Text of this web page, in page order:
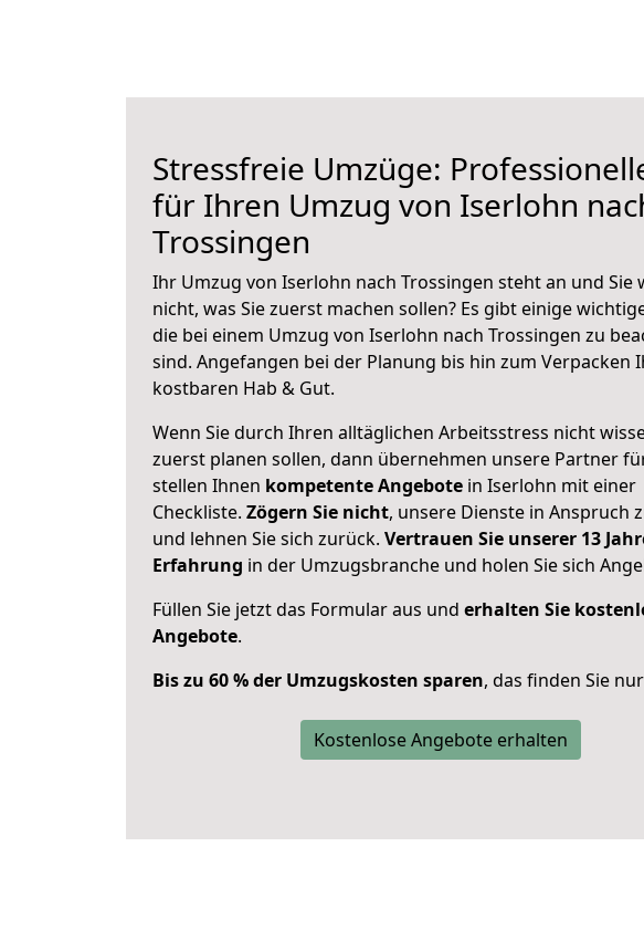
Stressfreie Umzüge:
für Ihren Umzug von Iserlohn
Trossingen
Ihr Umzug von Iserlohn nach Trossingen steht an und Sie
nicht, was Sie zuerst machen sollen? Es gibt einige
die bei einem Umzug von Iserlohn nach Trossingen zu
sind. Angefangen bei der Planung bis hin zum Verpacken
kostbaren Hab & Gut.
Wenn Sie durch Ihren alltäglichen Arbeitsstress nicht
zuerst planen sollen, dann übernehmen unsere Partner
stellen Ihnen kompetente Angebote in Iserlohn mit einer
Checkliste. Zögern Sie nicht, unsere Dienste in Anspruch
und lehnen Sie sich zurück. Vertrauen Sie unserer 13
Erfahrung in der Umzugsbranche und holen Sie sich
Füllen Sie jetzt das Formular aus und erhalten Sie
Angebote.
Bis zu 60 % der Umzugskosten sparen, das finden Sie
Kostenlose Angebote erhalten